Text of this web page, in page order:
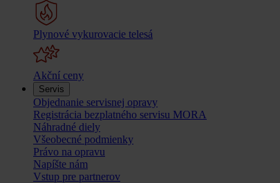
Plynové vykurovacie telesá
Akční ceny
Servis
Objednanie servisnej opravy
Registrácia bezplatného servisu MORA
Náhradné diely
Všeobecné podmienky
Právo na opravu
Napíšte nám
Vstup pre partnerov